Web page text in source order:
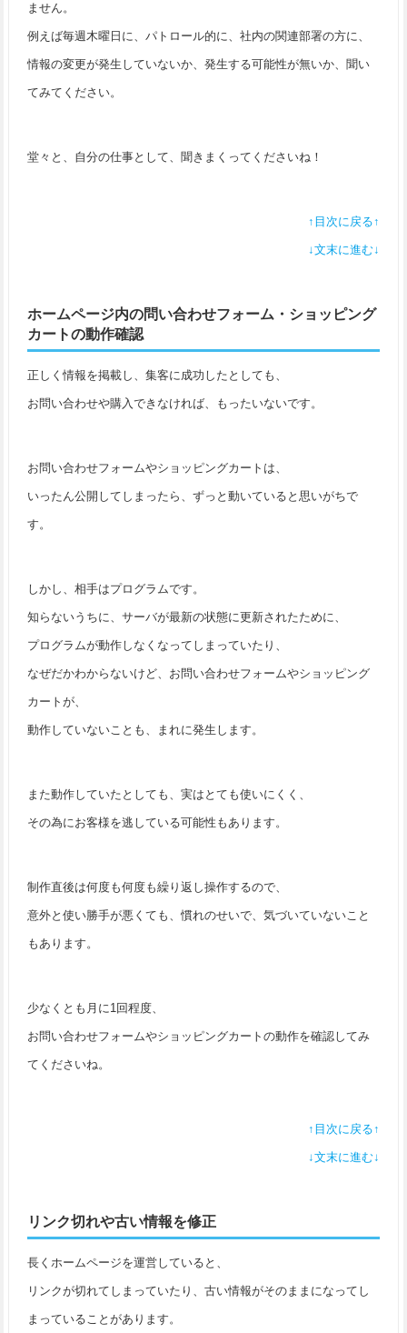
ません。
例えば毎週木曜日に、パトロール的に、社内の関連部署の方に、
情報の変更が発生していないか、発生する可能性が無いか、聞い
てみてください。
堂々と、自分の仕事として、聞きまくってくださいね！
↑目次に戻る↑
↓文末に進む↓
ホームページ内の問い合わせフォーム・ショッピング
カートの動作確認
正しく情報を掲載し、集客に成功したとしても、
お問い合わせや購入できなければ、もったいないです。
お問い合わせフォームやショッピングカートは、
いったん公開してしまったら、ずっと動いていると思いがちで
す。
しかし、相手はプログラムです。
知らないうちに、サーバが最新の状態に更新されたために、
プログラムが動作しなくなってしまっていたり、
なぜだかわからないけど、お問い合わせフォームやショッピング
カートが、
動作していないことも、まれに発生します。
また動作していたとしても、実はとても使いにくく、
その為にお客様を逃している可能性もあります。
制作直後は何度も何度も繰り返し操作するので、
意外と使い勝手が悪くても、慣れのせいで、気づいていないこと
もあります。
少なくとも月に1回程度、
お問い合わせフォームやショッピングカートの動作を確認してみ
てくださいね。
↑目次に戻る↑
↓文末に進む↓
リンク切れや古い情報を修正
長くホームページを運営していると、
リンクが切れてしまっていたり、古い情報がそのままになってし
まっていることがあります。